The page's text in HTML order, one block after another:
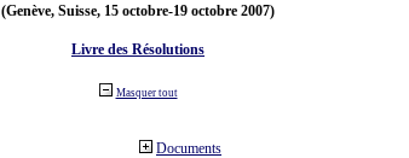
(Genève, Suisse, 15 octobre-19 octobre 2007)
Livre des Résolutions
Masquer tout
Documents